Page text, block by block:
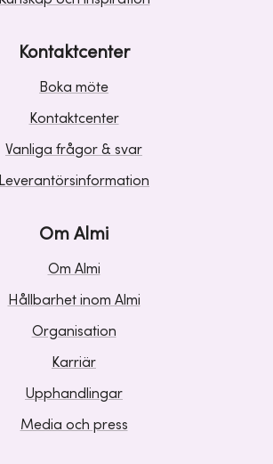
Kontaktcenter
Boka möte
Kontaktcenter
Vanliga frågor & svar
Leverantörsinformation
Om Almi
Om Almi
Hållbarhet inom Almi
Organisation
Karriär
Upphandlingar
Media och press